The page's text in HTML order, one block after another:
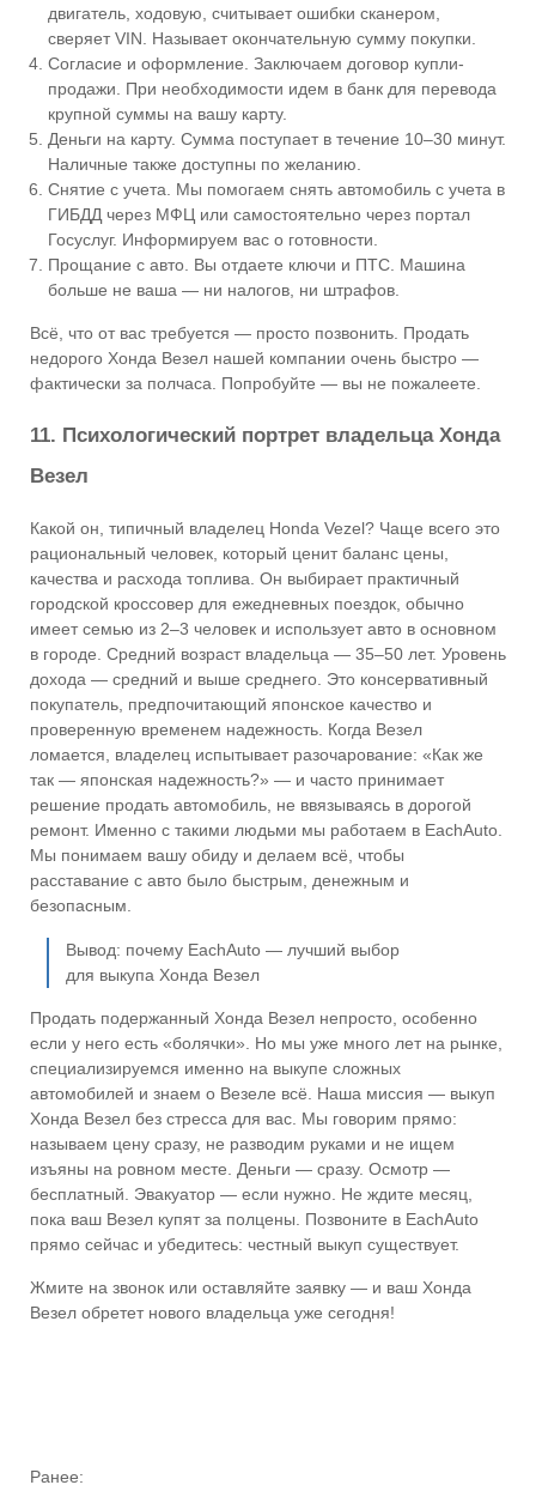
двигатель, ходовую, считывает ошибки сканером,
сверяет VIN. Называет окончательную сумму покупки.
Согласие и оформление. Заключаем договор купли-
продажи. При необходимости идем в банк для перевода
крупной суммы на вашу карту.
Деньги на карту. Сумма поступает в течение 10–30 минут.
Наличные также доступны по желанию.
Снятие с учета. Мы помогаем снять автомобиль с учета в
ГИБДД через МФЦ или самостоятельно через портал
Госуслуг. Информируем вас о готовности.
Прощание с авто. Вы отдаете ключи и ПТС. Машина
больше не ваша — ни налогов, ни штрафов.
Всё, что от вас требуется — просто позвонить. Продать
недорого Хонда Везел нашей компании очень быстро —
фактически за полчаса. Попробуйте — вы не пожалеете.
11. Психологический портрет владельца Хонда
Везел
Какой он, типичный владелец Honda Vezel? Чаще всего это
рациональный человек, который ценит баланс цены,
качества и расхода топлива. Он выбирает практичный
городской кроссовер для ежедневных поездок, обычно
имеет семью из 2–3 человек и использует авто в основном
в городе. Средний возраст владельца — 35–50 лет. Уровень
дохода — средний и выше среднего. Это консервативный
покупатель, предпочитающий японское качество и
проверенную временем надежность. Когда Везел
ломается, владелец испытывает разочарование: «Как же
так — японская надежность?» — и часто принимает
решение продать автомобиль, не ввязываясь в дорогой
ремонт. Именно с такими людьми мы работаем в EachAuto.
Мы понимаем вашу обиду и делаем всё, чтобы
расставание с авто было быстрым, денежным и
безопасным.
Вывод: почему EachAuto — лучший выбор
для выкупа Хонда Везел
Продать подержанный Хонда Везел непросто, особенно
если у него есть «болячки». Но мы уже много лет на рынке,
специализируемся именно на выкупе сложных
автомобилей и знаем о Везеле всё. Наша миссия — выкуп
Хонда Везел без стресса для вас. Мы говорим прямо:
называем цену сразу, не разводим руками и не ищем
изъяны на ровном месте. Деньги — сразу. Осмотр —
бесплатный. Эвакуатор — если нужно. Не ждите месяц,
пока ваш Везел купят за полцены. Позвоните в EachAuto
прямо сейчас и убедитесь: честный выкуп существует.
Жмите на звонок или оставляйте заявку — и ваш Хонда
Везел обретет нового владельца уже сегодня!
Ранее: